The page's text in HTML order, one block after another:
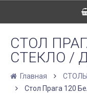
СТОЛ
СТЕКЛО /
Главная
СТОЛЫ
Стол Прага 120